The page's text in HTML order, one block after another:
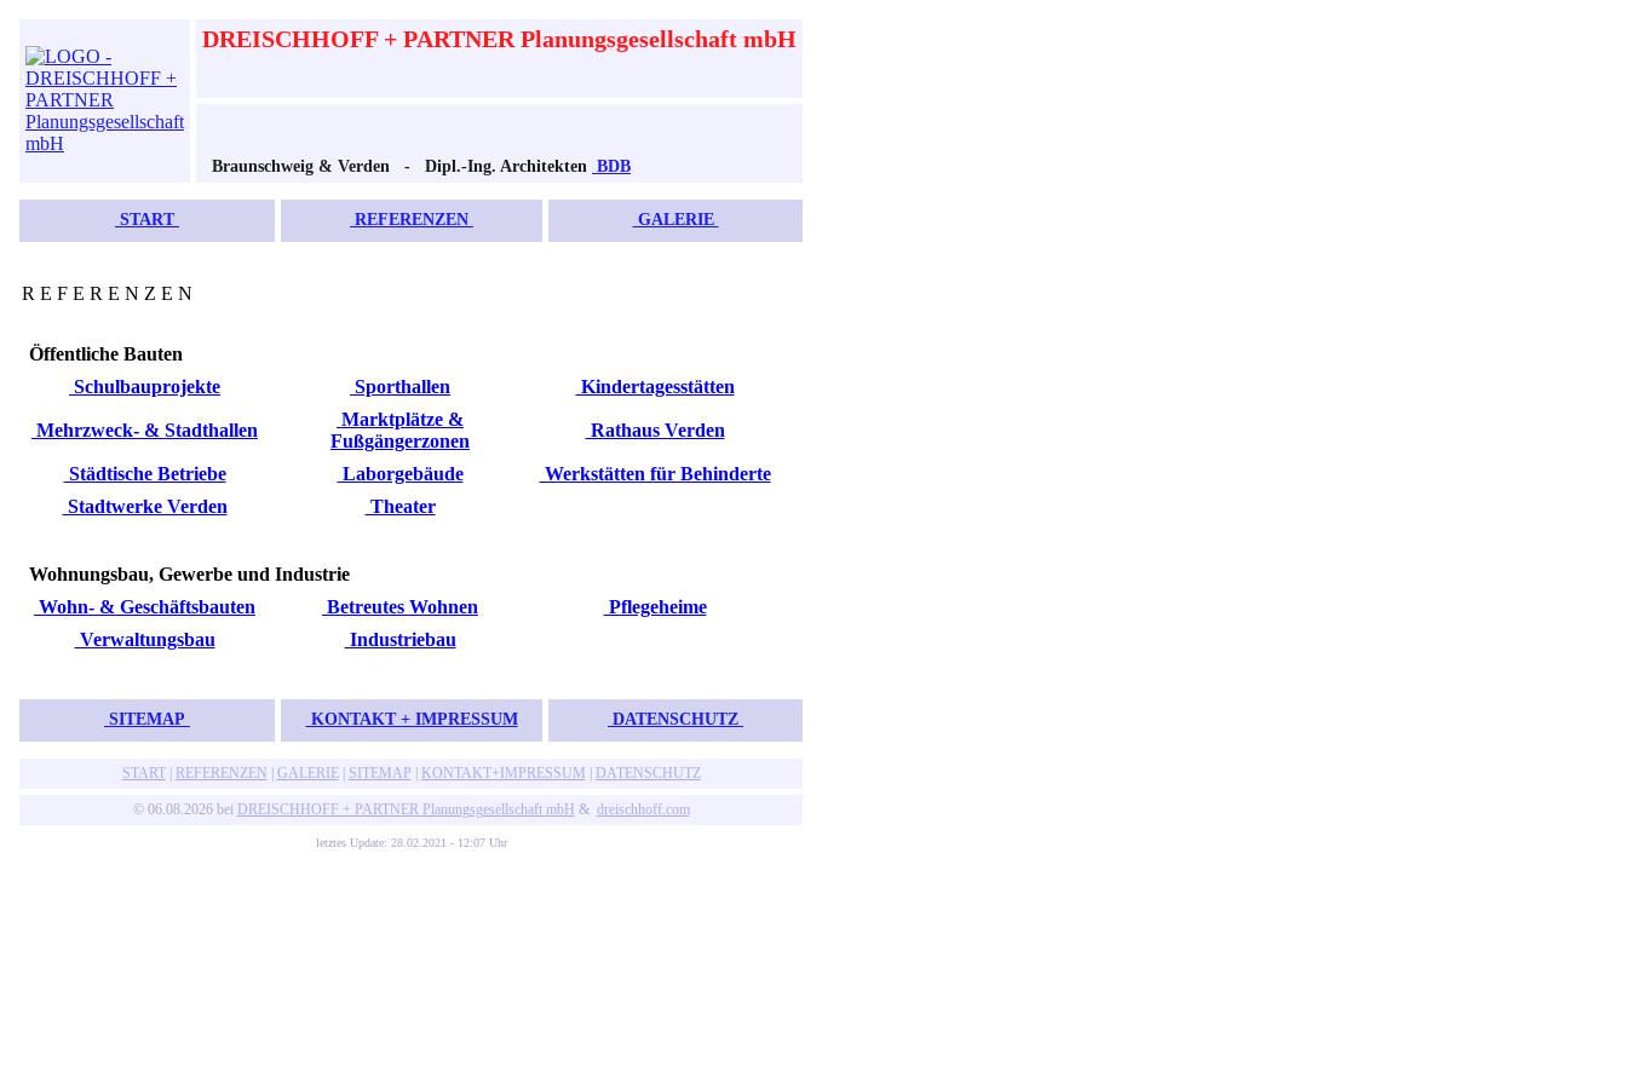
DREISCHHOFF + PARTNER Planungsgesellschaft mbH
Braunschweig & Verden - Dipl.-Ing. Architekten BDB
START REFERENZEN GALERIE
R E F E R E N Z E N
Öffentliche Bauten
Schulbauprojekte
Sporthallen Kindertagesstätten
Mehrzweck- & Stadthallen
Marktplätze &
Fußgängerzonen
Rathaus Verden
Städtische Betriebe Laborgebäude
Werkstätten für Behinderte
Stadtwerke Verden
Theater
Wohnungsbau, Gewerbe und Industrie
Wohn- & Geschäftsbauten
Betreutes Wohnen
Pflegeheime
Verwaltungsbau
Industriebau
SITEMAP KONTAKT + IMPRESSUM DATENSCHUTZ
START| REFERENZEN GALERIE| SITEMAP KONTAKT+IMPRESSUM DATENSCHUTZ
© 06.08.2026 bei DREISCHHOFF + PARTNER Planungsgesellschaft mbH & dreischhoff.com
letztes Update: 28.02.2021 - 12:07 Uhr